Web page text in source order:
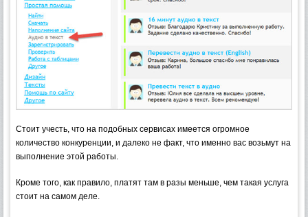
Стоит учесть, что на подобных сервисах имеется огромное
количество конкуренции, и далеко не факт, что именно вас возьмут на
выполнение этой работы.
Кроме того, как правило, платят там в разы меньше, чем такая услуга
стоит на самом деле.